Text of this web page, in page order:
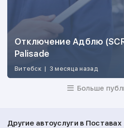
Отключение Адблю
Palisade
Витебск | 3 месяца назад
Больше
Другие автоуслуги в Поставах